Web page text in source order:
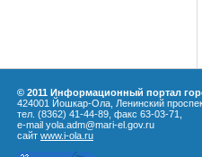
© 2011 Информационный портал
424001 Йошкар-Ола, Ленинский
тел. (8362) 41-44-89, факс 63-03-71,
e-mail yola.adm@mari-el.gov.ru
сайт www.i-ola.ru